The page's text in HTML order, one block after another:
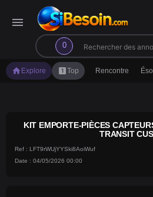
menu
0
search
home Explore looks_oneTop Rencontre
KIT EMPORTE-PIÈCES
TRANSIT
Ref : LFT9rWUjYYSki8AoiWuf
Date : 04/05/2026 00:00